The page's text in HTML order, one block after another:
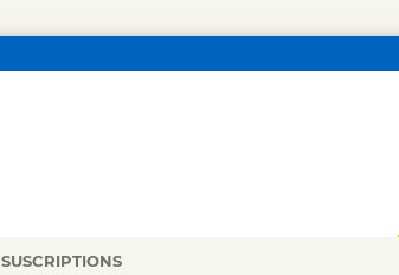
SUSCRIPTIONS